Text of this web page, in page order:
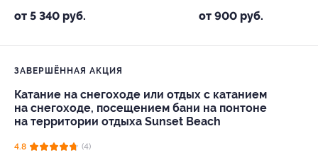
от 5 340 руб. от 900 руб.
ЗАВЕРШЁННАЯ АКЦИЯ
Катание на снегоходе или отдых с катанием
на снегоходе, посещением бани на понтоне
на территории отдыха Sunset Beach
4.8 (4)